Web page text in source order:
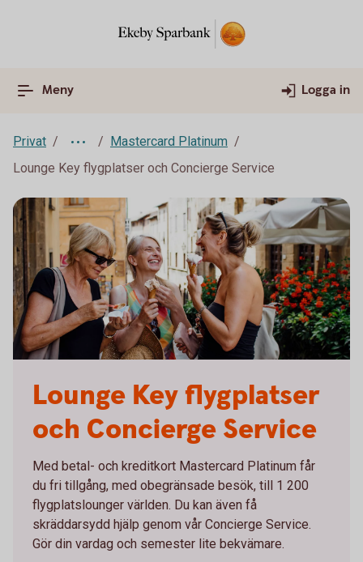
Meny Logga in
Privat
Mastercard Platinum
Lounge Key flygplatser och Concierge Service
Lounge Key flygplatser
och Concierge Service
Med betal- och kreditkort Mastercard Platinum får
du fri tillgång, med obegränsade besök, till 1 200
flygplatslounger världen. Du kan även få
skräddarsydd hjälp genom vår Concierge Service.
Gör din vardag och semester lite bekvämare.